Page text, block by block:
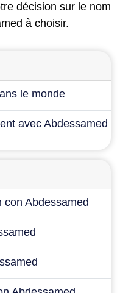
décision sur le nom
à choisir.
le monde
avec Abdessamed
con Abdessamed